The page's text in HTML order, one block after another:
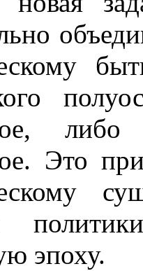
либо
Это
эпоху.